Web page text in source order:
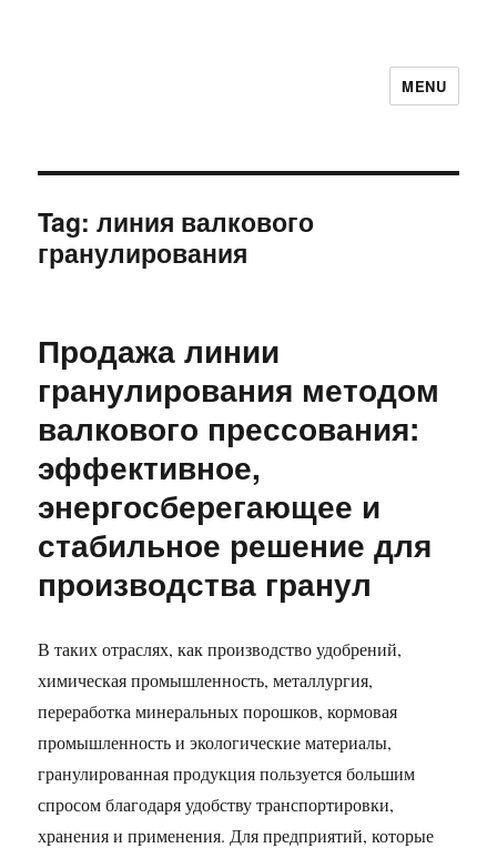
MENU
Tag:линия валкового
гранулирования
Продажа линии
гранулирования методом
валкового прессования:
эффективное,
энергосберегающее и
стабильное решение для
производства гранул
В таких отраслях, как производство удобрений,
химическая промышленность, металлургия,
переработка минеральных порошков, кормовая
промышленность и экологические материалы,
гранулированная продукция пользуется большим
спросом благодаря удобству транспортировки,
хранения и применения. Для предприятий, которые